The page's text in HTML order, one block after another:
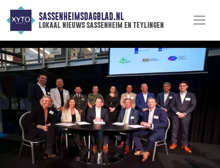
SASSENHEIMSDAGBLAD.NL
lokaal nieuws sassenheim en teylingen